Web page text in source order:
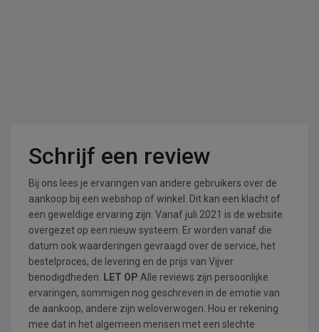
Schrijf een review
Bij ons lees je ervaringen van andere gebruikers over de
aankoop bij een webshop of winkel. Dit kan een klacht of
een geweldige ervaring zijn. Vanaf juli 2021 is de website
overgezet op een nieuw systeem. Er worden vanaf die
datum ook waarderingen gevraagd over de service, het
bestelproces, de levering en de prijs van Vijver
benodigdheden.
LET OP Alle reviews zijn persoonlijke
ervaringen, sommigen nog geschreven in de emotie van
de aankoop, andere zijn weloverwogen. Hou er rekening
mee dat in het algemeen mensen met een slechte